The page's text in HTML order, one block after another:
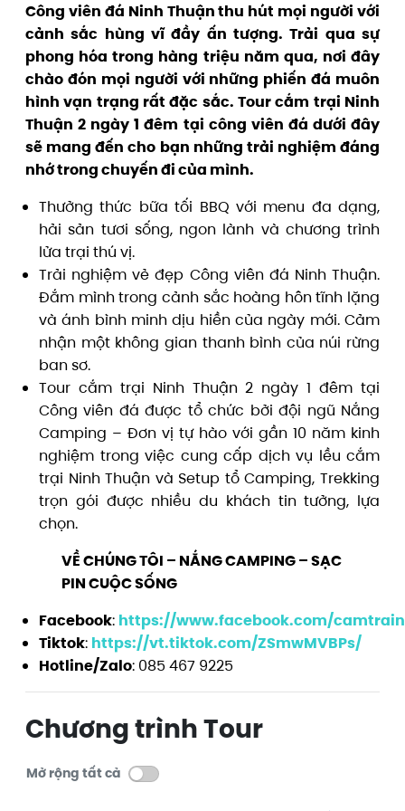
Công viên đá Ninh Thuận thu hút mọi người với
cảnh sắc hùng vĩ đầy ấn tượng. Trải qua sự
phong hóa trong hàng triệu năm qua, nơi đây
chào đón mọi người với những phiến đá muôn
hình vạn trạng rất đặc sắc. Tour cắm trại Ninh
Thuận 2 ngày 1 đêm tại công viên đá dưới đây
sẽ mang đến cho bạn những trải nghiệm đáng
nhớ trong chuyến đi của mình.
Thưởng thức bữa tối BBQ với menu đa dạng,
hải sản tươi sống, ngon lành và chương trình
lửa trại thú vị.
Trải nghiệm vẻ đẹp Công viên đá Ninh Thuận.
Đắm mình trong cảnh sắc hoàng hôn tĩnh lặng
và ánh bình minh dịu hiền của ngày mới. Cảm
nhận một không gian thanh bình của núi rừng
ban sơ.
Tour cắm trại Ninh Thuận 2 ngày 1 đêm tại
Công viên đá được tổ chức bởi đội ngũ Nắng
Camping – Đơn vị tự hào với gần 10 năm kinh
nghiệm trong việc cung cấp dịch vụ lều cắm
trại Ninh Thuận và Setup tổ Camping, Trekking
trọn gói được nhiều du khách tin tưởng, lựa
chọn.
VỀ CHÚNG TÔI – NẮNG CAMPING – SẠC
PIN CUỘC SỐNG
Facebook: https://www.facebook.com/
Tiktok: https://vt.tiktok.com/ZSmwMVBPs/
Hotline/Zalo: 085 467 9225
Chương trình Tour
Mở rộng tất cả